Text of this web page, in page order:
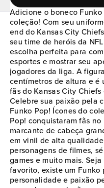
Adicione o boneco Funko
coleção! Com seu
end do Kansas City
seu time de heróis da
escolha perfeita para
esportes e mostrar seu
jogadores da liga. A
centímetros de altura e é
fãs do Kansas City Chiefs
Celebre sua paixão pela
Funko Pop! Ícones do
Pop! conquistaram fãs
marcante de cabeça
em vinil de alta
personagens de filmes,
games e muito mais.
favorito, existe um Funko
personalidade e paixão